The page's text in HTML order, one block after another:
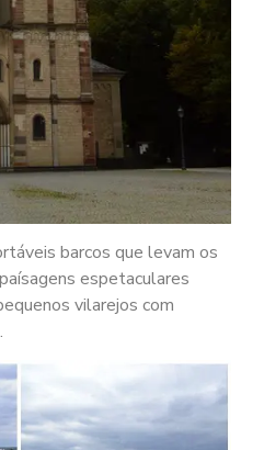
barcos que levam os
espetaculares
vilarejos com